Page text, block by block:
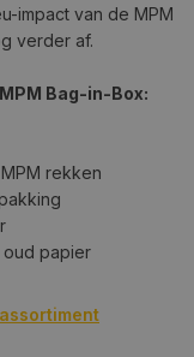
impact van de MPM
verder af.
Bag-in-Box:
rekken
oud papier